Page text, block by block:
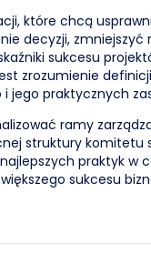
które chcą
decyzji, zmniejszyć
sukcesu
zrozumienie
jego praktycznych
ramy
struktury komitetu
praktyk w
sukcesu